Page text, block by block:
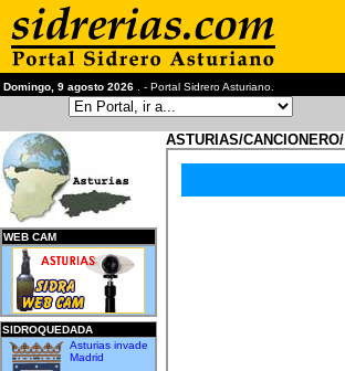
Domingo, 9 agosto 2026 . - Portal Sidrero Asturiano.
WEB CAM
SIDROQUEDADA
Asturias invade
Madrid
ASTURIAS/CANCIONERO/